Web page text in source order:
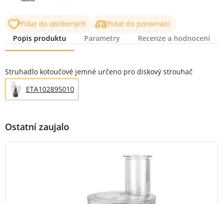
Přidat do oblíbených
Přidat do porovnání
Popis produktu
Parametry Recenze a hodnocení
Struhadlo kotoučové jemné určeno pro diskový strouhač
ETA102895010
Ostatní zaujalo